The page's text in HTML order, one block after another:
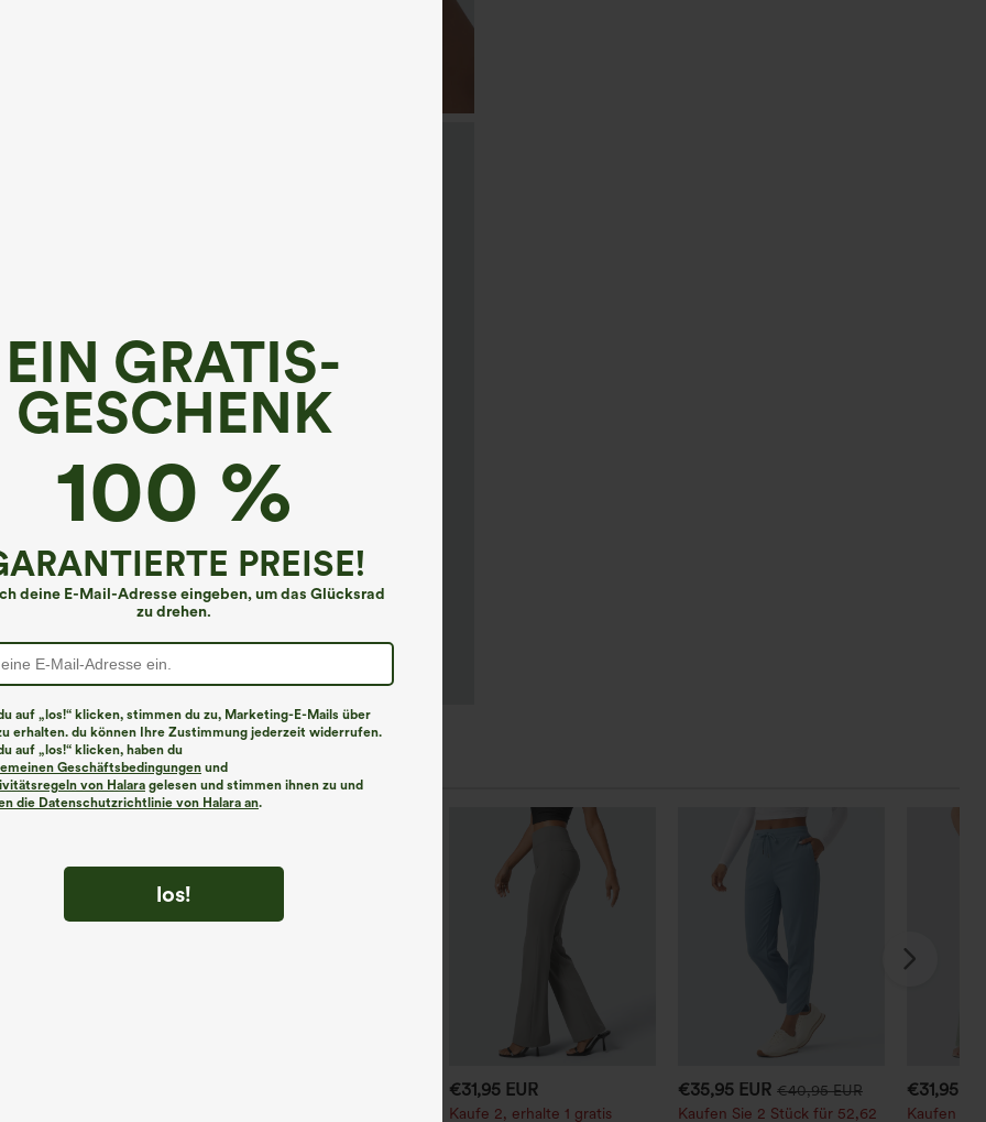
EIN GRATIS-
GESCHENK
100 %
PREISE!
deine E-Mail-Adresse eingeben, um das Glücksrad
zu drehen.
auf „los!“ klicken, stimmen du zu, Marketing-E-Mails über
erhalten. du können Ihre Zustimmung jederzeit widerrufen.
auf „los!“ klicken, haben du
Geschäftsbedingungen und
von Halara gelesen und stimmen ihnen zu und
die Datenschutzrichtlinie von Halara an.
los!
€31,95 EUR
Kaufe 2, erhalte 1 gratis
€35,95 EUR €40,95 EUR
Kaufen Sie 2 Stück für 52,62
€31,95
Kaufen